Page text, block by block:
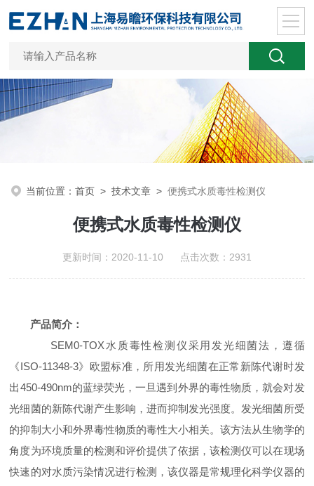
当前位置：首页 >技术文章 >便携式水质毒性检测仪
便携式水质毒性检测仪
更新时间：2020-11-10 点击次数：2931
产品简介：
SEM0-TOX 水质毒性检测仪采用发光细菌法，遵循
《ISO-11348-3》欧盟标准，所用发光细菌在正常新陈代谢时发
出450-490nm的蓝绿荧光，一旦遇到外界的毒性物质，就会对发
光细菌的新陈代谢产生影响，进而抑制发光强度。发光细菌所受
的抑制大小和外界毒性物质的毒性大小相关。该方法从生物学的
角度为环境质量的检测和评价提供了依据，该检测仪可以在现场
快速的对水质污染情况进行检测，该仪器是常规理化科学仪器的